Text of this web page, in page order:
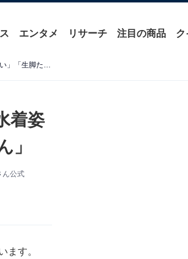
エンタメ リサーチ 注目の商品 ク
「5枚目の写真ヤバい！」Dream Ami、超ハイレグ水着姿を披露！ 「Tバックの後ろ前みたい」「生脚たまらん」
着姿
」
ん公式
ます。